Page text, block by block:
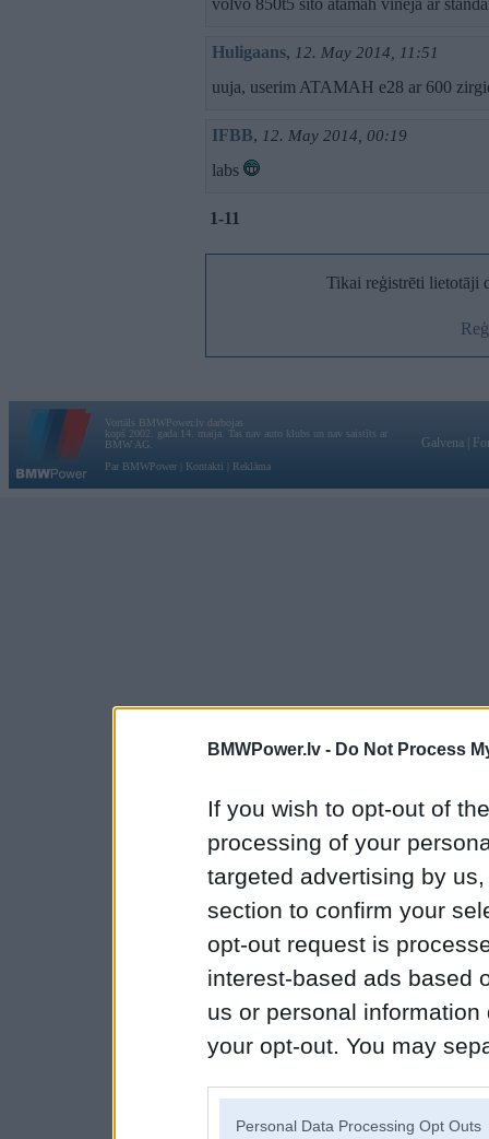
BMWPower.lv - Do Not Process
If you wish to opt-out of
processing of your
targeted advertising by
section to confirm your
opt-out request is
interest-based ads based
us or personal
your opt-out. You may
Personal Data Processing Opt Outs
volvo 850t5 šito atamah vinēja ar
Huligaans, 12. May 2014, 11:51
uuja, userim ATAMAH e28 ar 600
IFBB, 12. May 2014, 00:19
labs
1-11
Tikai reģistrēti lietotāji
Vortāls BMWPower.lv darbojas
kopš 2002. gada 14. maija. Tas nav auto klubs un nav saistīts ar
BMW AG.
Par BMWPower
Kontakti Reklāma
Galvena